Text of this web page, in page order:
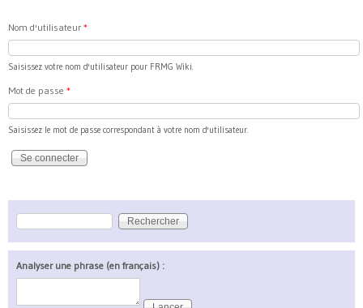
Nom d'utilisateur *
Saisissez votre nom d'utilisateur pour FRMG Wiki.
Mot de passe *
Saisissez le mot de passe correspondant à votre nom d'utilisateur.
Formulaire de recherche
Rechercher
Analyser une phrase (en français) :